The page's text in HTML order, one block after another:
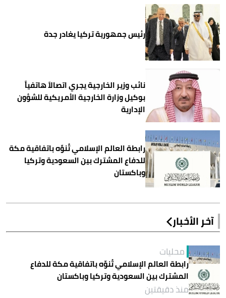
رئيس جمهورية تركيا يغادر جدة
نائب وزير الخارجية يجري اتصالاً هاتفياً
بوكيل وزارة الخارجية الأمريكية للشؤون
الإدارية
رابطة العالم الإسلامي تُنوِّه باتفاقية مكة
للدفاع المشترك بين السعودية وتركيا
وباكستان
آخر الأخبار
محليات
رابطة العالم الإسلامي تُنوِّه باتفاقية مكة للدفاع
المشترك بين السعودية وتركيا وباكستان
منذ دقيقتين